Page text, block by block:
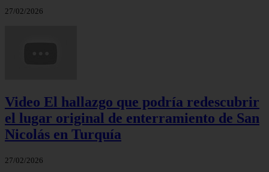
27/02/2026
Video El hallazgo que podría redescubrir
el lugar original de enterramiento de San
Nicolás en Turquía
27/02/2026